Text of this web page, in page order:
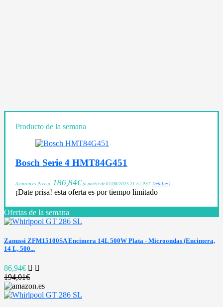
Producto de la semana
Bosch Serie 4 HMT84G451
Amazon.es Precio: 186,84€ (a partir de 07/08/2025 21:51 PST- Detalles)
¡Date prisa! esta oferta es por tiempo limitado
Ofertas de la semana
Zanussi ZFM15100SA Encimera 14L 500W Plata - Microondas (Encimera,
14 L, 500...
86,94€
194,01€